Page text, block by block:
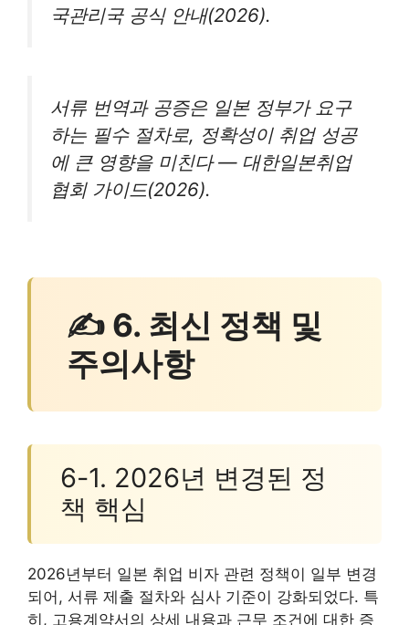
국관리국 공식 안내(2026).
서류 번역과 공증은 일본 정부가 요구
하는 필수 절차로, 정확성이 취업 성공
에 큰 영향을 미친다 — 대한일본취업
협회 가이드(2026).
✍ 6. 최신 정책 및
주의사항
6-1. 2026년 변경된 정
책 핵심
2026년부터 일본 취업 비자 관련 정책이 일부 변경
되어, 서류 제출 절차와 심사 기준이 강화되었다. 특
히, 고용계약서의 상세 내용과 근무 조건에 대한 증